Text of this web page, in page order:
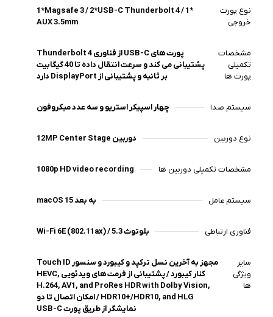
نوع پورت
خروجی
1*Magsafe 3 / 2*USB-C Thunderbolt 4 / 1*
AUX 3.5mm
مشخصات
تکمیلی
پورت ها
پورت های USB-C از فناوری Thunderbolt 4
پشتیبانی می کند و سرعت انتقال داده تا 40 گیگابیت
بر ثانیه و پشتیبانی از DisplayPort دارد
سیستم صدا چهار اسپیکر استریو و سه عدد میکروفون
نوع دوربین 12MP Center Stage دوربین
مشخصات تکمیلی دوربین ها 1080p HD video recording
سیستم عامل macOS 15 به بعد
فناوری ارتباطی Wi-Fi 6E (802.11ax) / بلوتوث 5.3
سایر
ویژگی
ها
مجهز به آخرین نسل ترکپد و کیبورد و سنسور Touch ID
کنار کیبورد / پشتیبانی از فرمت های ویدئویی HEVC,
H.264, AV1, and ProRes HDR with Dolby Vision,
HDR10+/HDR10, and HLG / امکان اتصال تا دو
نمایشگر از طریق پورت USB-C